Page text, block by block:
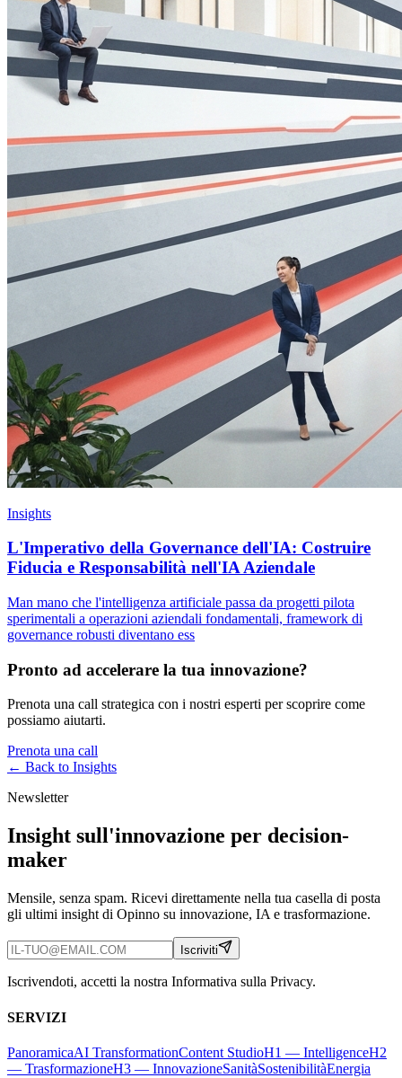
Insights
L'Imperativo della Governance dell'IA: Costruire
Fiducia e Responsabilità nell'IA Aziendale
Man mano che l'intelligenza artificiale passa da progetti pilota
sperimentali a operazioni aziendali fondamentali, framework di
governance robusti diventano ess
Pronto ad accelerare la tua innovazione?
Prenota una call strategica con i nostri esperti per scoprire come
possiamo aiutarti.
Prenota una call
← Back to Insights
Newsletter
Insight sull'innovazione per decision-
maker
Mensile, senza spam. Ricevi direttamente nella tua casella di posta
gli ultimi insight di Opinno su innovazione, IA e trasformazione.
Iscriviti
Iscrivendoti, accetti la nostra Informativa sulla Privacy.
SERVIZI
PanoramicaAI TransformationContent StudioH1 — IntelligenceH2
— TrasformazioneH3 — InnovazioneSanitàSostenibilitàEnergia